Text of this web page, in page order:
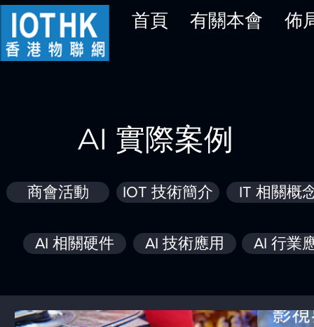
首頁 有關本會 佈
AI 實際案例
商會活動 IOT 技術簡介 IT 相關概
AI 相關硬件 AI 技術應用 AI 行業